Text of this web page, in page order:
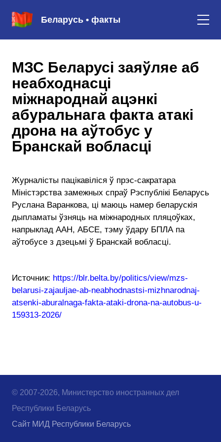
Беларусь • факты
МЗС Беларусі заяўляе аб
неабходнасці
міжнароднай ацэнкі
абуральнага факта атакі
дрона на аўтобус у
Бранскай вобласці
Журналісты пацікавіліся ў прэс-сакратара
Міністэрства замежных спраў Рэспублікі Беларусь
Руслана Варанкова, ці маюць намер беларускія
дыпламаты ўзняць на міжнародных пляцоўках,
напрыклад ААН, АБСЕ, тэму ўдару БПЛА па
аўтобусе з дзецьмі ў Бранскай вобласці.
Источник: https://blr.belta.by/politics/view/mzs-
belarusi-zajauljae-ab-neabhodnastsi-mizhnarodnaj-
atsenki-aburalnaga-fakta-ataki-drona-na-autobus-u-
159313-2026/
© 2007-2026, Министерство иностранных дел
Республики Беларусь
Сайт МИД Республики Беларусь